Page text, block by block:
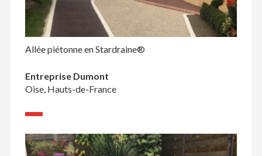
Allée piétonne en Stardraine®
Entreprise Dumont
Oise, Hauts-de-France